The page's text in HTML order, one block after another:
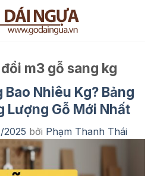
m3 gỗ sang kg
Bao Nhiêu Kg? Bảng
Lượng Gỗ Mới Nhất
2025 bởi Phạm Thanh Thái